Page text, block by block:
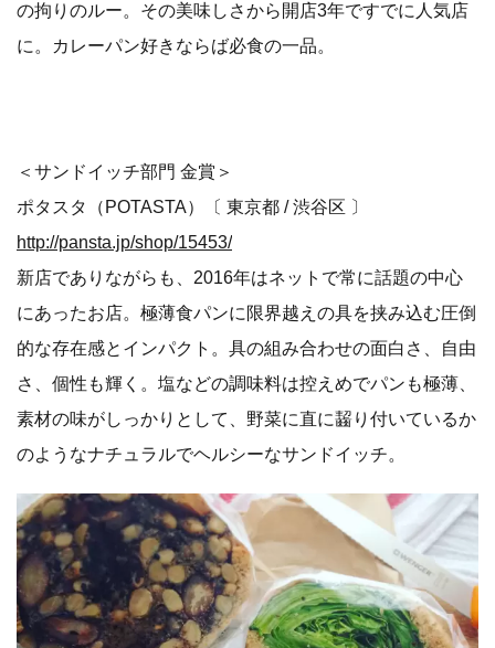
の拘りのルー。その美味しさから開店3年ですでに人気店
に。カレーパン好きならば必食の一品。
＜サンドイッチ部門 金賞＞
ポタスタ（POTASTA）〔 東京都 / 渋谷区 〕
http://pansta.jp/shop/15453/
新店でありながらも、2016年はネットで常に話題の中心